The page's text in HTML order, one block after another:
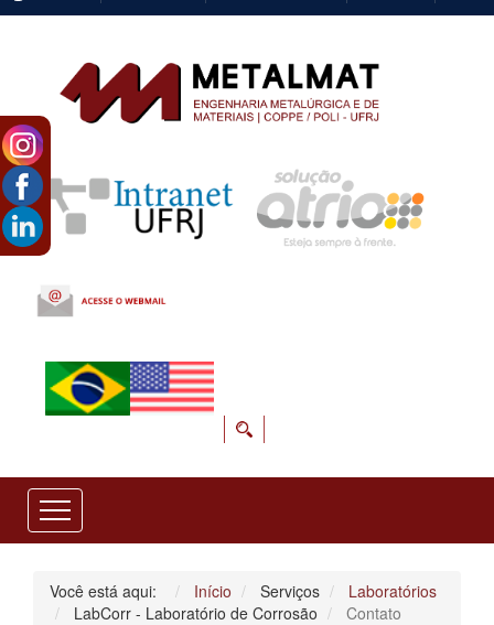
CONTEÚDO
Você está aqui: Início Serviços
Laboratórios
LabCorr - Laboratório de Corrosão
Contato